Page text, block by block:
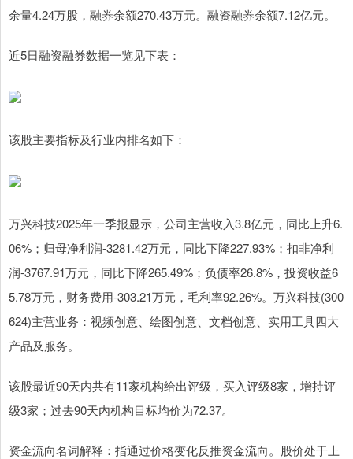
余量4.24万股，融券余额270.43万元。融资融券余额7.12亿元。
近5日融资融券数据一览见下表：
该股主要指标及行业内排名如下：
万兴科技2025年一季报显示，公司主营收入3.8亿元，同比上升6.
06%；归母净利润-3281.42万元，同比下降227.93%；扣非净利
润-3767.91万元，同比下降265.49%；负债率26.8%，投资收益6
5.78万元，财务费用-303.21万元，毛利率92.26%。万兴科技(300
624)主营业务：视频创意、绘图创意、文档创意、实用工具四大
产品及服务。
该股最近90天内共有11家机构给出评级，买入评级8家，增持评
级3家；过去90天内机构目标均价为72.37。
资金流向名词解释：指通过价格变化反推资金流向。股价处于上